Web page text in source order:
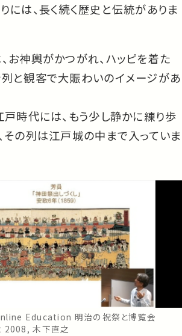
には、長く続く歴史と伝統がありま
お神輿がかつがれ、ハッピを着た
と観客で大賑わいのイメージがあ
戸時代には、もう少し静かに練り歩
その列は江戸城の中まで入っていま
Education 明治の祝祭と博覧会
木下直之